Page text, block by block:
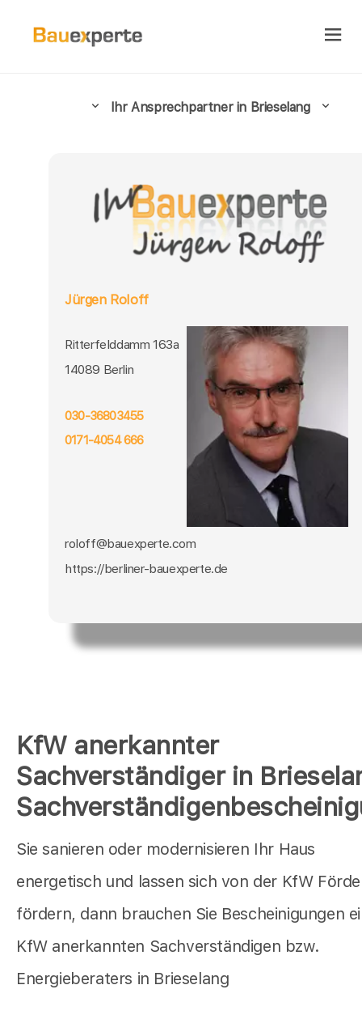
KfW anerkannter
Sachverständiger in
Sie sanieren oder modernisieren Ihr Haus
energetisch und lassen sich von der KfW
fördern, dann brauchen Sie Bescheinigungen
KfW anerkannten Sachverständigen bzw.
Energieberaters in Brieselang
Ihr Ansprechpartner in Brieselang
Jürgen Roloff
Ritterfelddamm 163a
14089 Berlin
030-36803455
0171-4054 666
roloff@bauexperte.com
https://berliner-bauexperte.de